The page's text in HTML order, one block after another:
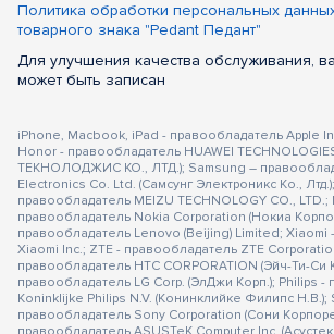
Политика обработки персональных
товарного знака "Pedant Педант"
Для улучшения качества обслуживания,
может быть записан
iPhone, Macbook, iPad - правообладатель Apple
Honor - правообладатель HUAWEI
ТЕКНОЛОДЖИС КО., ЛТД.); Samsung –
Electronics Co. Ltd. (Самсунг Электроникс Ко.,
правообладатель MEIZU TECHNOLOGY CO., LTD.;
правообладатель Nokia Corporation (Нокиа
правообладатель Lenovo (Beijing) Limited; Xiaomi
Xiaomi Inc.; ZTE - правообладатель ZTE
правообладатель HTC CORPORATION (Эйч-Ти-
правообладатель LG Corp. (ЭлДжи Корп.); Philips -
Koninklijke Philips N.V. (Конинклийке Филипс Н.В.);
правообладатель Sony Corporation (Сони